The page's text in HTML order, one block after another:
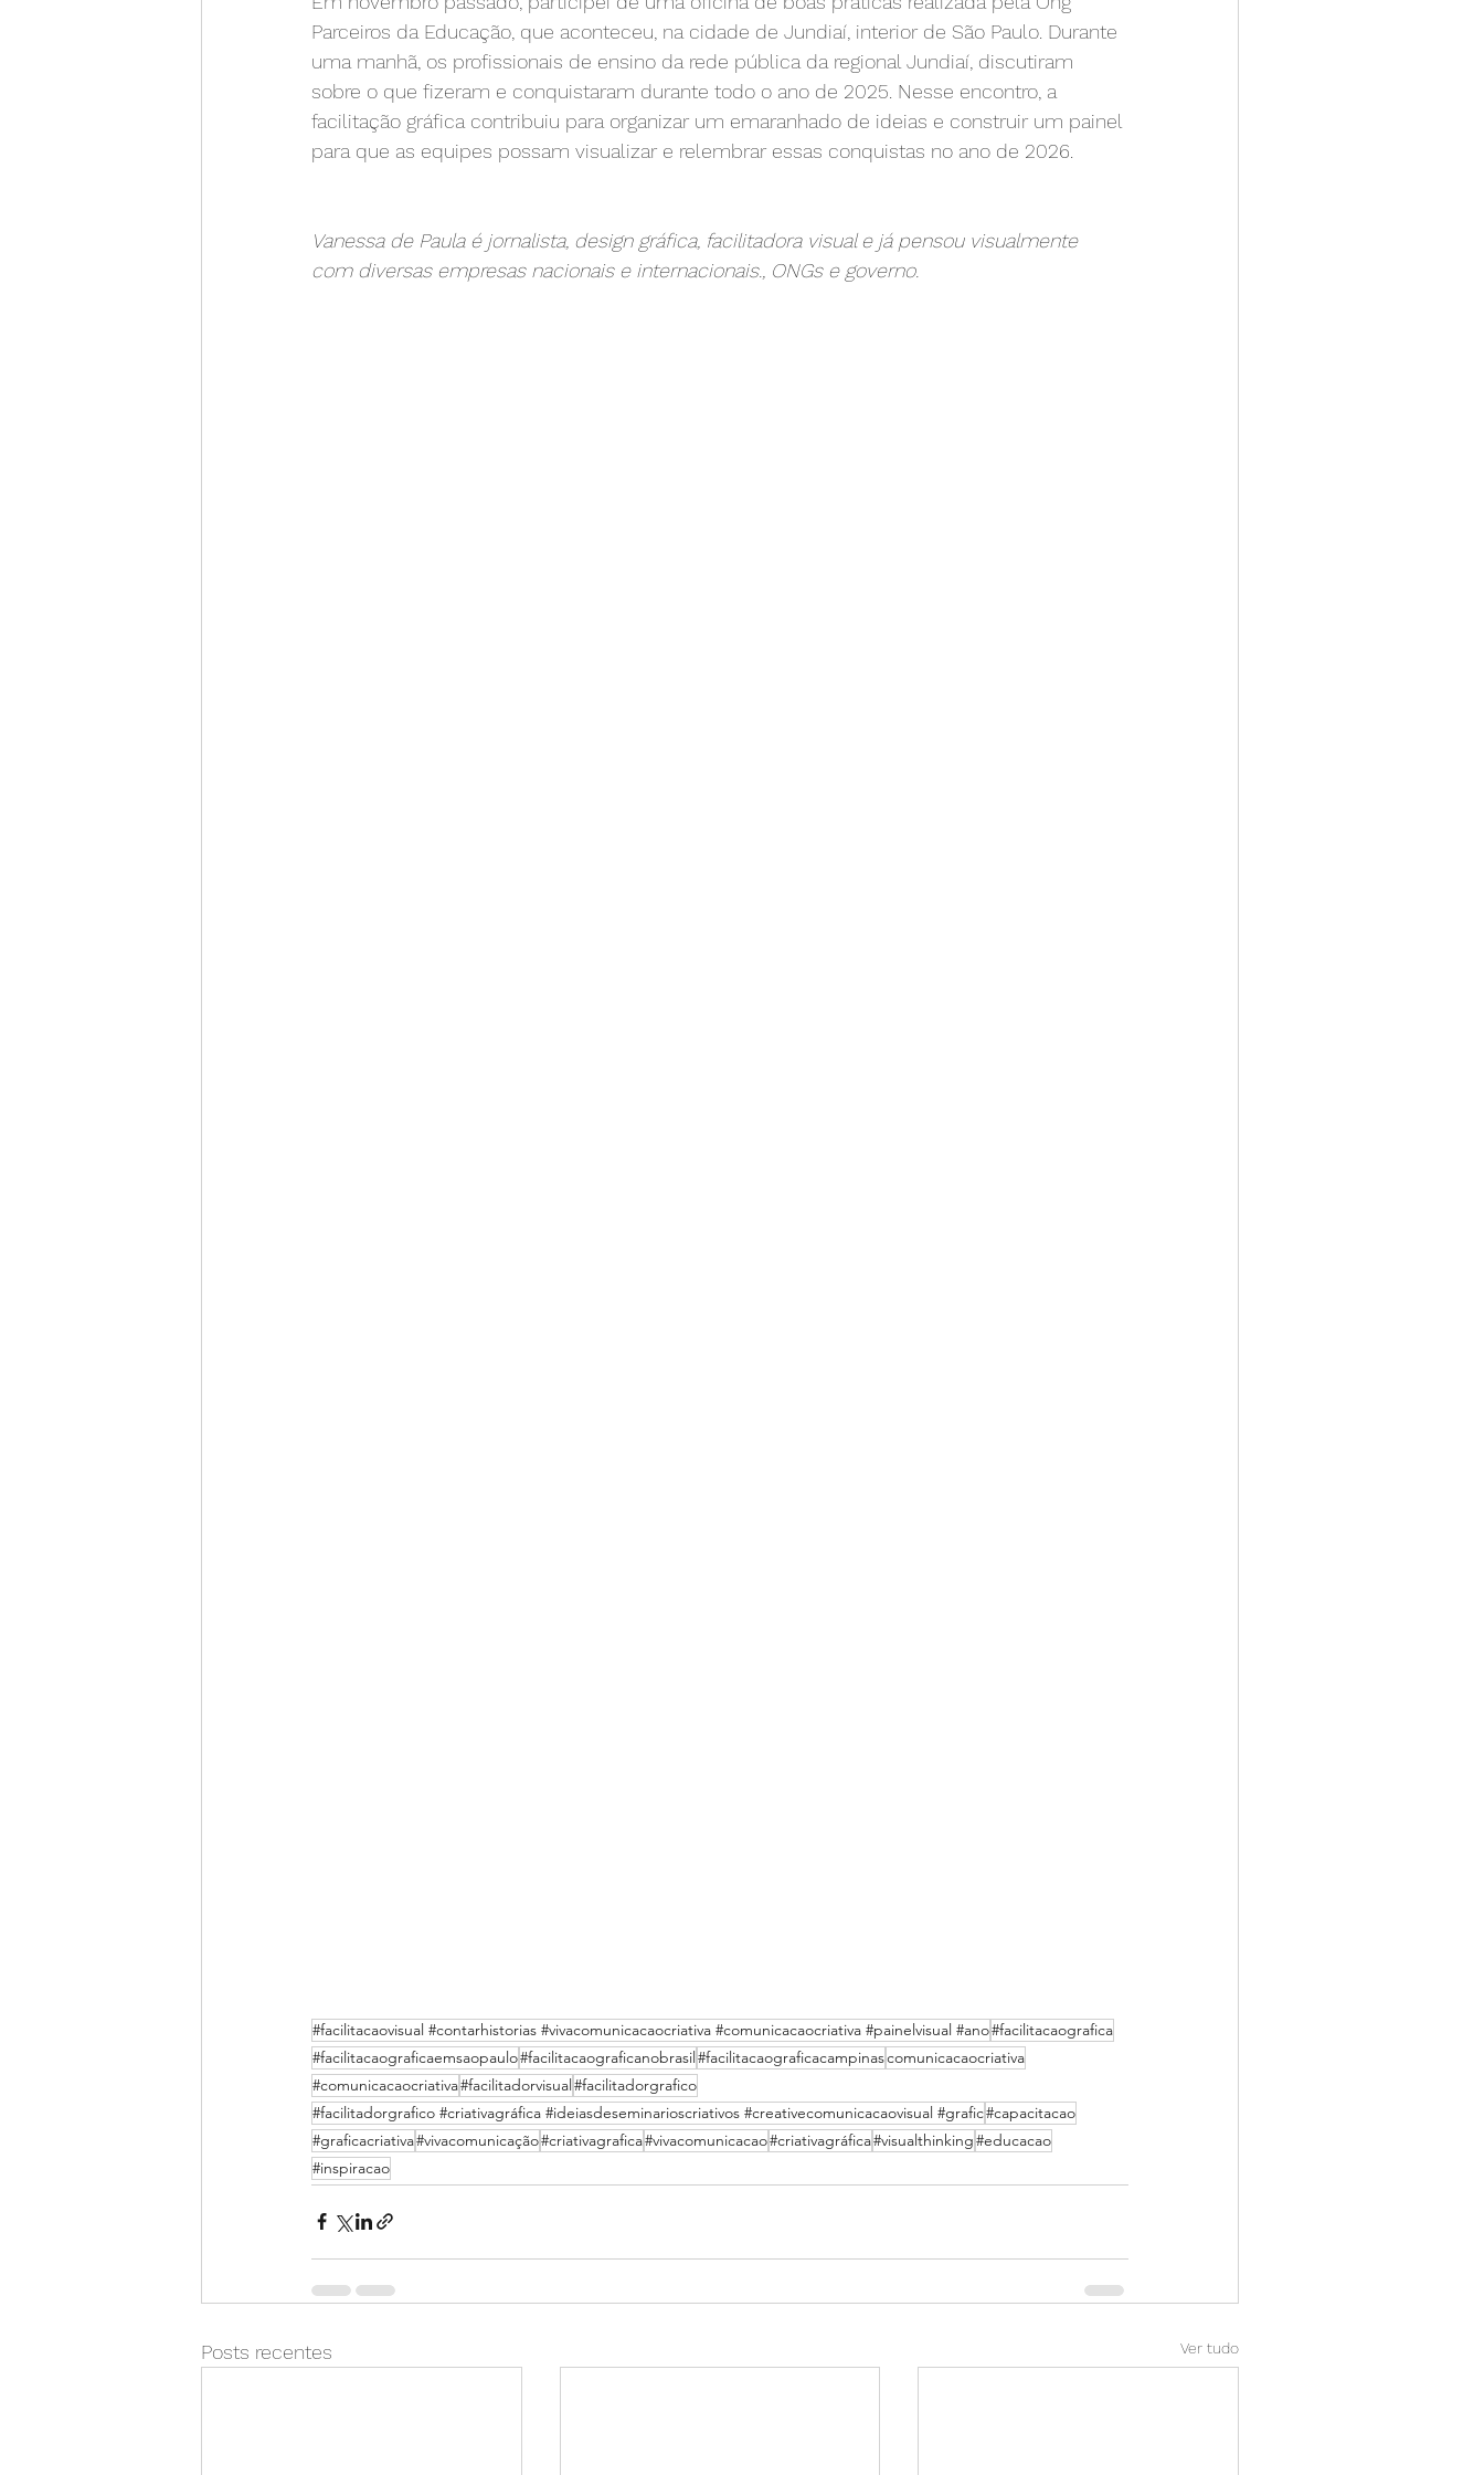
Parceiros da Educação, que aconteceu, na cidade de Jundiaí, interior de São Paulo. Durante
uma manhã, os profissionais de ensino da rede pública da regional Jundiaí, discutiram
sobre o que fizeram e conquistaram durante todo o ano de 2025. Nesse encontro, a
facilitação gráfica contribuiu para organizar um emaranhado de ideias e construir um painel
para que as equipes possam visualizar e relembrar essas conquistas no ano de 2026.
Vanessa de Paula é jornalista, design gráfica, facilitadora visual e já pensou visualmente
com diversas empresas nacionais e internacionais., ONGs e governo.
#facilitacaovisual #contarhistorias #vivacomunicacaocriativa #comunicacaocriativa #painelvisual #ano#facilitacaografica
#facilitacaograficaemsaopaulo#facilitacaograficanobrasil#facilitacaograficacampinascomunicacaocriativa
#comunicacaocriativa#facilitadorvisual#facilitadorgrafico
#facilitadorgrafico #criativagráfica #ideiasdeseminarioscriativos #creativecomunicacaovisual #grafic#capacitacao
#graficacriativa#vivacomunicação#criativagrafica#vivacomunicacao#criativagráfica#visualthinking#educacao
#inspiracao
Posts recentes Ver tudo